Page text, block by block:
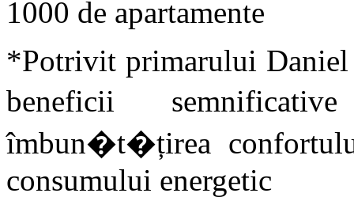
*Potrivit primarului Daniel
beneficii
îmbun�t�țirea
consumului energetic